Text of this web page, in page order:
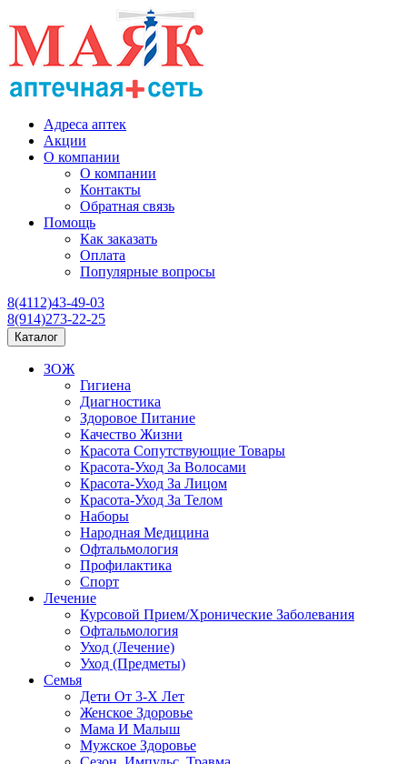
Адреса аптек
Акции
О компании
О компании
Контакты
Обратная связь
Помощь
Как заказать
Оплата
Популярные вопросы
8(4112)43-49-03
8(914)273-22-25
Каталог
ЗОЖ
Гигиена
Диагностика
Здоровое Питание
Качество Жизни
Красота Сопутствующие Товары
Красота-Уход За Волосами
Красота-Уход За Лицом
Красота-Уход За Телом
Наборы
Народная Медицина
Офтальмология
Профилактика
Спорт
Лечение
Курсовой Прием/Хронические Заболевания
Офтальмология
Уход (Лечение)
Уход (Предметы)
Семья
Дети От 3-Х Лет
Женское Здоровье
Мама И Малыш
Мужское Здоровье